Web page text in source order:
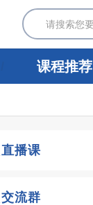
课程推荐
直播课
交流群